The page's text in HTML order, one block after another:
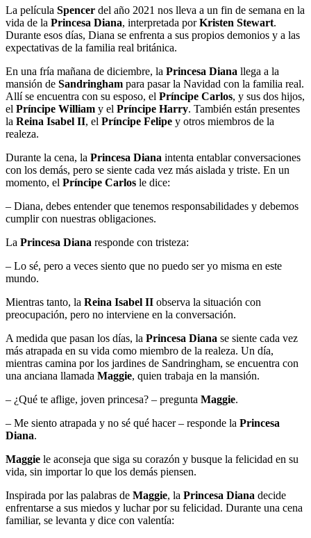
La película Spencer del año 2021 nos lleva a un fin de semana en la
vida de la Princesa Diana, interpretada porKristen Stewart.
Durante esos días, Diana se enfrenta a sus propios demonios y a las
expectativas de la familia real británica.
En una fría mañana de diciembre, la Princesa Diana llega a la
mansión de Sandringham para pasar la Navidad con la familia real.
Allí se encuentra con su esposo, el Príncipe Carlos, y sus dos hijos,
el Príncipe William y el Príncipe Harry. También están presentes
la Reina Isabel II, el Príncipe Felipe y otros miembros de la
realeza.
Durante la cena, la Princesa Diana intenta entablar conversaciones
con los demás, pero se siente cada vez más aislada y triste. En un
momento, el Príncipe Carlos le dice:
– Diana, debes entender que tenemos responsabilidades y debemos
cumplir con nuestras obligaciones.
La Princesa Diana responde con tristeza:
– Lo sé, pero a veces siento que no puedo ser yo misma en este
mundo.
Mientras tanto, la Reina Isabel II observa la situación con
preocupación, pero no interviene en la conversación.
A medida que pasan los días, la Princesa Diana se siente cada vez
más atrapada en su vida como miembro de la realeza. Un día,
mientras camina por los jardines de Sandringham, se encuentra con
una anciana llamada Maggie, quien trabaja en la mansión.
– ¿Qué te aflige, joven princesa? – pregunta Maggie.
– Me siento atrapada y no sé qué hacer – responde la Princesa
Diana.
Maggie le aconseja que siga su corazón y busque la felicidad en su
vida, sin importar lo que los demás piensen.
Inspirada por las palabras de Maggie, la Princesa Diana decide
enfrentarse a sus miedos y luchar por su felicidad. Durante una cena
familiar, se levanta y dice con valentía: